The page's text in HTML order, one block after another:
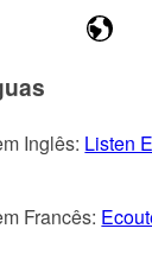
Inglês: Listen
Francês: